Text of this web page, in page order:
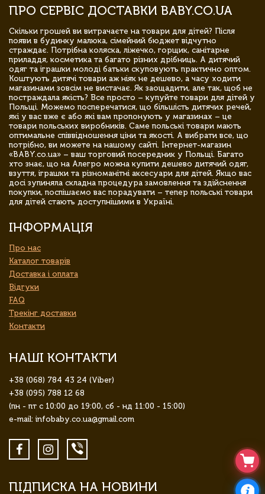
ПРО СЕРВІС ДОСТАВКИ BABY.CO.UA
Скільки грошей ви витрачаєте на товари для дітей? Після
появи в будинку малюка, сімейний бюджет відчутно
страждає. Потрібна коляска, ліжечко, горщик, санітарне
приладдя, косметика та багато різних дрібниць. А дитячий
одяг та іграшки молоді батьки скуповують практично оптом.
Коштують дитячі товари аж ніяк не дешево, а часу ходити
магазинами зовсім не вистачає. Як заощадити, але так, щоб не
постраждала якість? Все просто – купуйте товари для дітей у
Польщі. Можемо посперечатися, що більшість дитячих речей,
які у вас вже є або які вам пропонують у магазинах – це
товари польських виробників. Саме польські товари мають
оптимальне співвідношення ціни та якості. А вибрати все, що
потрібно, ви можете на нашому сайті. Інтернет-магазин
«BABY.co.ua» – ваш торговий посередник у Польщі. Багато
хто знає, що на Алегро можна купити дешево дитячий одяг,
взуття, іграшки та різноманітні аксесуари для дітей. Якщо вас
досі зупиняла складна процедура замовлення та здійснення
покупки, поспішаємо вас порадувати – тепер польські товари
для дітей стають доступнішими в Україні.
ІНФОРМАЦІЯ
Про нас
Каталог товарів
Доставка і оплата
Відгуки
FAQ
Трекінг доставки
Контакти
НАШІ КОНТАКТИ
+38 (068) 784 43 24 (Viber)
+38 (095) 788 12 68
(пн - пт с 10:00 до 19:00, сб - нд 11:00 - 15:00)
e-mail: infobaby.co.ua@gmail.com
ПІДПИСКА НА НОВИНИ